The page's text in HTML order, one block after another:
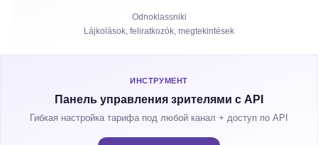
Nézettségi órák
Odnoklassniki
Lájkolások, feliratkozók, megtekintések
ИНСТРУМЕНТ
Панель управления зрителями с API
Гибкая настройка тарифа под любой канал + доступ по API